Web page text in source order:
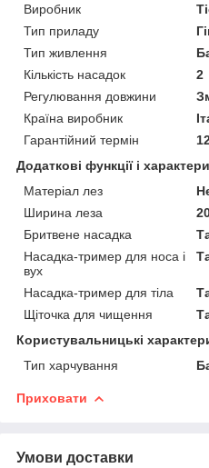
Виробник
Тип приладу
Тип живлення
Кількість насадок
2
Регулювання довжини
Країна виробник
Гарантійний термін
Додаткові функції і
Матеріал лез
Ширина леза
Бритвене насадка
Насадка-тример для носа і
вух
Насадка-тример для тіла
Щіточка для чищення
Користувальницькі
Тип харчування
Приховати
Умови доставки